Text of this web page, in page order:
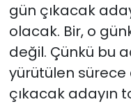
gün çıkacak
olacak. Bir, o
değil. Çünkü bu
yürütülen sürece
çıkacak adayın